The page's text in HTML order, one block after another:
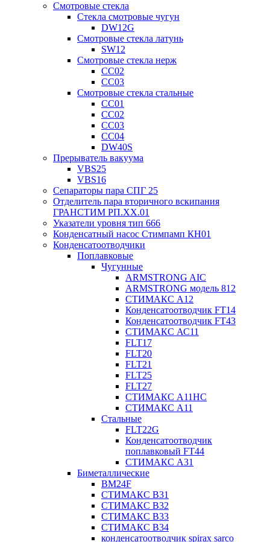
Смотровые стекла
Стекла смотровые чугун
DW12G
Смотровые стекла латунь
SW12
Смотровые стекла нерж
СС02
СС03
Смотровые стекла стальные
СС01
СС02
СС03
СС04
DW40S
Прерыватель вакуума
VBS25
VBS16
Сепараторы пара СПГ 25
Отделитель пара вторичного вскипания
ГРАНСТИМ РП.XX.01
Указатели уровня тип 666
Конденсатный насос Стимпамп КН01
Конденсатоотводчики
Поплавковые
Чугунные
ARMSTRONG AIC
ARMSTRONG модель 812
СТИМАКС А12
Конденсатоотводчик FT14
Конденсатоотводчик FT43
СТИМАКС АС11
FLT17
FLT20
FLT21
FLT25
FLT27
СТИМАКС А11HC
СТИМАКС А11
Стальные
FLT22G
Конденсатоотводчик
поплавковый FT44
СТИМАКС А31
Биметаллические
BM24F
СТИМАКС B31
СТИМАКС В32
СТИМАКС В33
СТИМАКС B34
конденсатоотводчик spirax sarco